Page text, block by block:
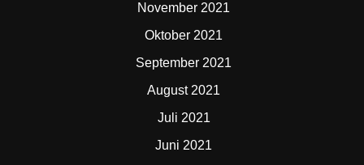
November 2021
Oktober 2021
September 2021
August 2021
Juli 2021
Juni 2021